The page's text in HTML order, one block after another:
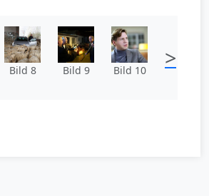
Bild 8 Bild 9 Bild 10 >